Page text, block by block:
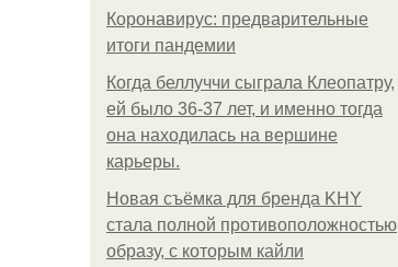
Коронавирус: предварительные
итоги пандемии
Когда беллуччи сыграла Клеопатру,
ей было 36-37 лет, и именно тогда
она находилась на вершине
карьеры.
Новая съёмка для бренда KHY
стала полной противоположностью
образу, с которым кайли